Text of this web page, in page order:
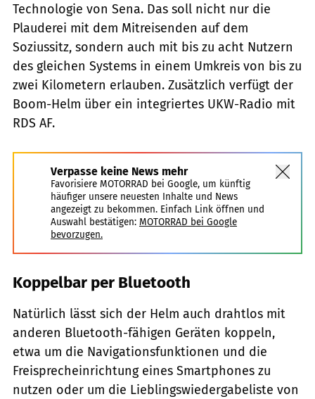
Technologie von Sena. Das soll nicht nur die
Plauderei mit dem Mitrei­senden auf dem
Soziussitz, sondern auch mit bis zu acht Nutzern
des gleichen Systems in einem Umkreis von bis zu
zwei Kilometern erlauben. Zusätzlich verfügt der
Boom-Helm über ein integriertes UKW-Radio mit
RDS AF.
Verpasse keine News mehr
Favorisiere MOTORRAD bei Google, um künftig
häufiger unsere neuesten Inhalte und News
angezeigt zu bekommen. Einfach Link öffnen und
Auswahl bestätigen: MOTORRAD bei Google
bevorzugen.
Koppelbar per Bluetooth
Natürlich lässt sich der Helm auch drahtlos mit
anderen Bluetooth-fähigen Geräten koppeln,
etwa um die Navigationsfunktionen und die
Freisprech­einrichtung eines Smartphones zu
nutzen oder um die Lieblingswiedergabeliste von